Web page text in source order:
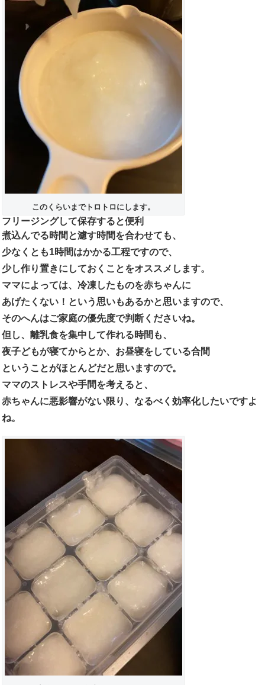
このくらいまでトロトロにします。
フリージングして保存すると便利
煮込んでる時間と濾す時間を合わせても、
少なくとも1時間はかかる工程ですので、
少し作り置きにしておくことをオススメします。
ママによっては、冷凍したものを赤ちゃんに
あげたくない！という思いもあるかと思いますので、
そのへんはご家庭の優先度で判断くださいね。
但し、離乳食を集中して作れる時間も、
夜子どもが寝てからとか、お昼寝をしている合間
ということがほとんどだと思いますので。
ママのストレスや手間を考えると、
赤ちゃんに悪影響がない限り、なるべく効率化したいですよ
ね。